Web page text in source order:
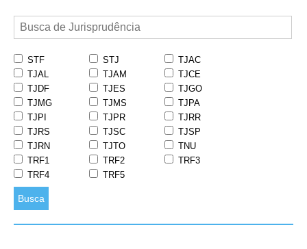
STF STJ
TJAC
TJAL
TJAM
TJCE
TJDF
TJES
TJGO
TJMG
TJMS
TJPA
TJPI
TJPR
TJRR
TJRS
TJSC
TJSP
TJRN
TJTO
TNU
TRF1
TRF2
TRF3
TRF4
TRF5
Busca